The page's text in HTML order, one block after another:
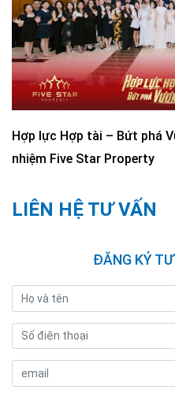
Hợp lực Hợp tài – Bứt phá
nhiệm Five Star Property
LIÊN HỆ TƯ VẤN
ĐĂNG KÝ